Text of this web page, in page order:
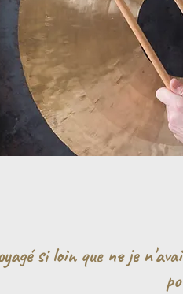
si loin que ne je